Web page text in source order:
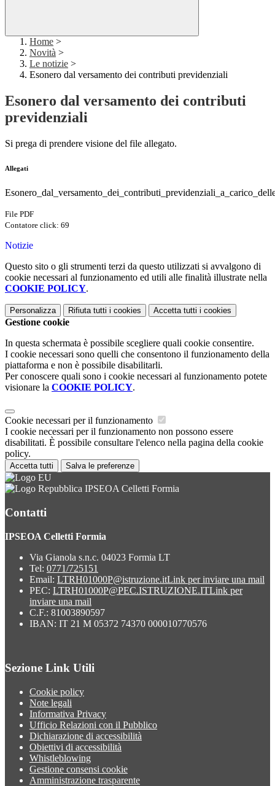
Home >
Novità >
Le notizie >
Esonero dal versamento dei contributi previdenziali
Esonero dal versamento dei contributi
previdenziali
Si prega di prendere visione del file allegato.
Allegati
File PDF
Contatore click: 69
Notizie
Questo sito o gli strumenti terzi da questo utilizzati si avvalgono di
cookie necessari al funzionamento ed utili alle finalità illustrate nella
COOKIE POLICY.
Personalizza Rifiuta tutti i cookies Accetta tutti i cookies
Gestione cookie
In questa schermata è possibile scegliere quali cookie consentire.
I cookie necessari sono quelli che consentono il funzionamento della
piattaforma e non è possibile disabilitarli.
Per conoscere quali sono i cookie necessari al funzionamento potete
visionare la COOKIE POLICY.
Cookie necessari per il funzionamento
I cookie necessari per il funzionamento non possono essere
disabilitati. È possibile consultare l'elenco nella pagina della cookie
policy.
Accetta tutti Salva le preferenze
IPSEOA Celletti Formia
Contatti
IPSEOA Celletti Formia
Via Gianola s.n.c. 04023 Formia LT
Tel: 0771/725151
Email: LTRH01000P@istruzione.itLink per inviare una mail
PEC: LTRH01000P@PEC.ISTRUZIONE.ITLink per
inviare una mail
C.F.: 81003890597
IBAN: IT 21 M 05372 74370 000010770576
Sezione Link Utili
Cookie policy
Note legali
Informativa Privacy
Ufficio Relazioni con il Pubblico
Dichiarazione di accessibilità
Obiettivi di accessibilità
Whistleblowing
Gestione consensi cookie
Amministrazione trasparente